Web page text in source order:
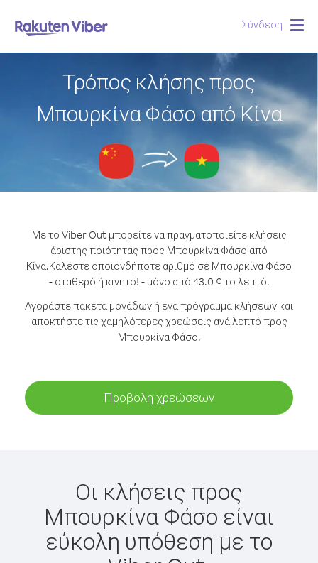
Σύνδεση
Τρόπος κλήσης προς
Μπουρκίνα Φάσο από Κίνα
Με το Viber Out μπορείτε να πραγματοποιείτε κλήσεις
άριστης ποιότητας προς Μπουρκίνα Φάσο από
Κίνα.Καλέστε οποιονδήποτε αριθμό σε Μπουρκίνα Φάσο
- σταθερό ή κινητό! - μόνο από 43.0 ¢ το λεπτό.
Αγοράστε πακέτα μονάδων ή ένα πρόγραμμα κλήσεων και
αποκτήστε τις χαμηλότερες χρεώσεις ανά λεπτό προς
Μπουρκίνα Φάσο.
Προβολή χρεώσεων
Οι κλήσεις προς
Μπουρκίνα Φάσο είναι
εύκολη υπόθεση με το